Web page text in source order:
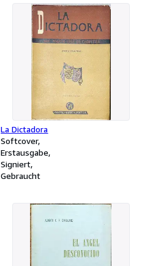
La Dictadora
Softcover
Erstausgabe
Signiert
Gebraucht